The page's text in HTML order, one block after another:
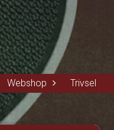
Webshop Trivsel